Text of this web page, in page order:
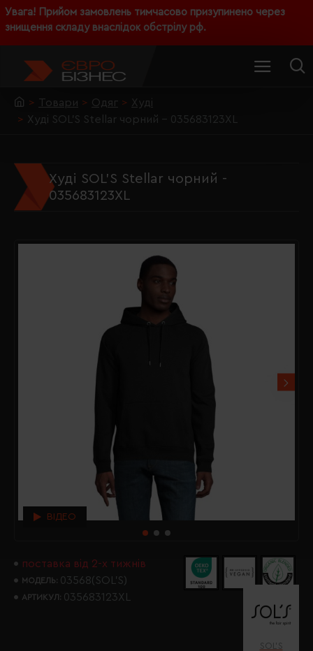
Увага! Прийом замовлень тимчасово призупинено через
знищення складу внаслідок обстрілу рф.
Товари Одяг
Худі
Худі SOL'S Stellar чорний - 035683123XL
Худі SOL'S Stellar чорний -
035683123XL
ВІДЕО
поставка від 2-х тижнів
МОДЕЛЬ: 03568(SOL’S)
АРТИКУЛ: 035683123XL
SOL’S